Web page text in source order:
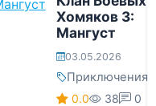
Хомяков 3:
Мангуст
03.05.2026
Приключения
0.0 38 0